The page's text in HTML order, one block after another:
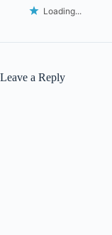
Loading...
Leave a Reply